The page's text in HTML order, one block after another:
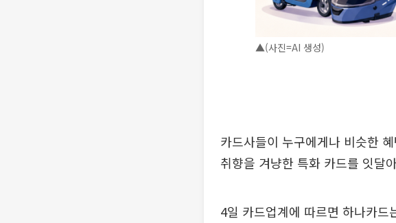
▲(사진=AI 생성)
카드사들이 누구에게나 비슷한
취향을 겨냥한 특화 카드를 잇달
4일 카드업계에 따르면 하나카드